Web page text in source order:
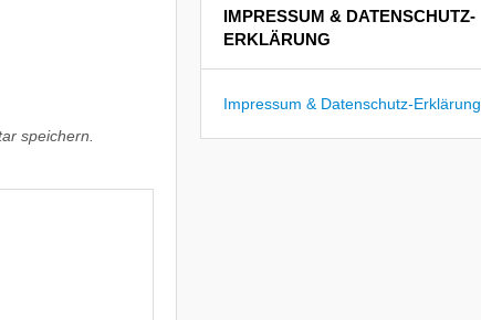
speichern.
IMPRESSUM & DATENSCHUTZ-
ERKLÄRUNG
Impressum & Datenschutz-Erklärung